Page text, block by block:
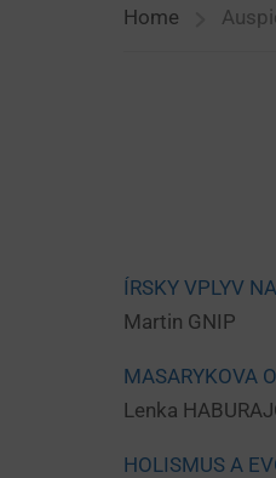
Home
ÍRSKY VPLYV
Martin GNIP
MASARYKOVA
Lenka
HOLISMUS A